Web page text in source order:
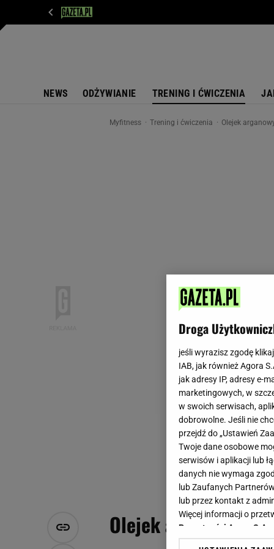
NEWS ODŻYWIANIE TRENING I ĆWICZENIA
Myfitness Trening i ćwiczenia Olejek
Olejek arganowy -
Droga
jeśli wyrazisz zgodę
IAB, jak również Agora
jak adresy IP, adresy e-
marketingowych, w
w swoich serwisach,
dobrowolne. Jeśli nie
przejdź do „Ustawień
Twoje dane osobowe
serwisów i aplikacji lub
danych nie wymaga
lub Zaufanych
lub przez kontakt z
Więcej informacji o
Prywatności Agora S.A.